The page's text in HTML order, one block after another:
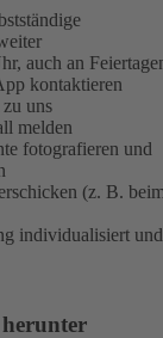
auch an
kontaktieren
uns
melden
fotografieren und
(z. B.
individualisiert und